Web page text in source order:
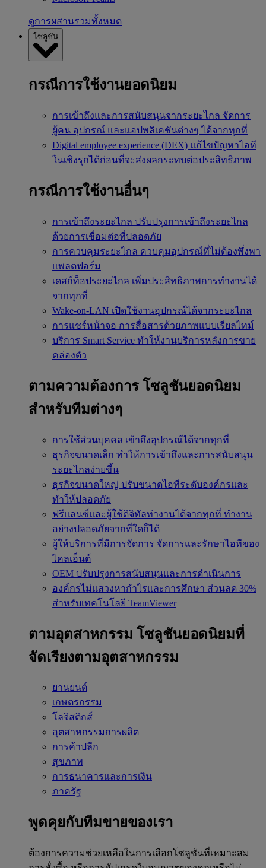
ดูการผสานรวมทั้งหมด
โซลูชัน
กรณีการใช้งานยอดนิยม
การเข้าถึงและการสนับสนุนจากระยะไกล จัดการ
ผู้คน อุปกรณ์ และแอปพลิเคชันต่างๆ ได้จากทุกที่
Digital employee experience (DEX) แก้ไขปัญหาไอที
ในเชิงรุกได้ก่อนที่จะส่งผลกระทบต่อประสิทธิภาพ
กรณีการใช้งานอื่นๆ
การเข้าถึงระยะไกล ปรับปรุงการเข้าถึงระยะไกล
ด้วยการเชื่อมต่อที่ปลอดภัย
การควบคุมระยะไกล ควบคุมอุปกรณ์ที่ไม่ต้องพึ่งพา
แพลตฟอร์ม
เดสก์ท็อประยะไกล เพิ่มประสิทธิภาพการทำงานได้
จากทุกที่
Wake-on-LAN เปิดใช้งานอุปกรณ์ได้จากระยะไกล
การแชร์หน้าจอ การสื่อสารด้วยภาพแบบเรียลไทม์
บริการ Smart Service ทำให้งานบริการหลังการขาย
คล่องตัว
ตามความต้องการ โซลูชันยอดนิยม
สำหรับทีมต่างๆ
การใช้ส่วนบุคคล เข้าถึงอุปกรณ์ได้จากทุกที่
ธุรกิจขนาดเล็ก ทำให้การเข้าถึงและการสนับสนุน
ระยะไกลง่ายขึ้น
ธุรกิจขนาดใหญ่ ปรับขนาดไอทีระดับองค์กรและ
ทำให้ปลอดภัย
ฟรีแลนซ์และผู้ใช้ดิจิทัลทำงานได้จากทุกที่ ทำงาน
อย่างปลอดภัยจากที่ใดก็ได้
ผู้ให้บริการที่มีการจัดการ จัดการและรักษาไอทีของ
ไคลเอ็นต์
OEM ปรับปรุงการสนับสนุนและการดำเนินการ
องค์กรไม่แสวงหากำไรและการศึกษา ส่วนลด 30%
สำหรับเทคโนโลยี TeamViewer
ตามอุตสาหกรรม โซลูชันยอดนิยมที่
จัดเรียงตามอุตสาหกรรม
ยานยนต์
เกษตรกรรม
โลจิสติกส์
อุตสาหกรรมการผลิต
การค้าปลีก
สุขภาพ
การธนาคารและการเงิน
ภาครัฐ
พูดคุยกับทีมขายของเรา
ต้องการความช่วยเหลือในการเลือกโซลูชันที่เหมาะสม